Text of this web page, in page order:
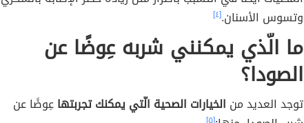
وتسوس الأسنان.[٤]
ما الّذي يمكنني شربه عِوضًا عن
الصودا؟
توجد العديد من الخيارات الصحية الّتي يمكنك تجربتهاعِوضًا عن